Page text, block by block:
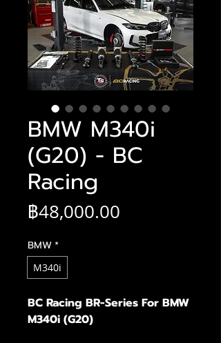
BMW M340i
(G20) - BC
Racing
฿48,000.00
BMW*
M340i
BC Racing BR-Series For BMW
M340i (G20)